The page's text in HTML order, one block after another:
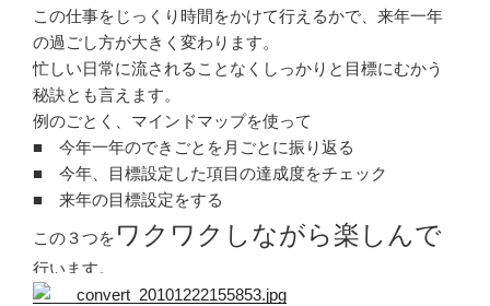
この仕事をじっくり時間をかけて行えるかで、来年一年
の過ごし方が大きく変わります。
忙しい日常に流されることなくしっかりと目標にむかう
秘訣とも言えます。
例のごとく、マインドマップを使って
■ 今年一年のできごとを月ごとに振り返る
■ 今年、目標設定した項目の達成度をチェック
■ 来年の目標設定をする
この３つを ワクワクしながら楽しんで
行います。